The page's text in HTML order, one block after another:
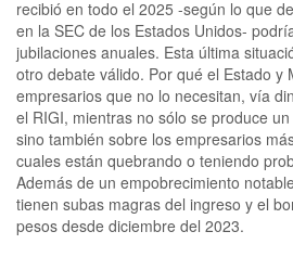
recibió en todo el 2025 -según lo que
en la SEC de los Estados Unidos-
jubilaciones anuales. Esta última
otro debate válido. Por qué el Estado y
empresarios que no lo necesitan, vía
el RIGI, mientras no sólo se produce
sino también sobre los empresarios
cuales están quebrando o teniendo
Además de un empobrecimiento
tienen subas magras del ingreso y el
pesos desde diciembre del 2023.